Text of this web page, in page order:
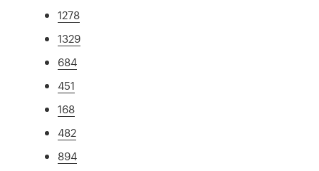
1278
1329
684
451
168
482
894